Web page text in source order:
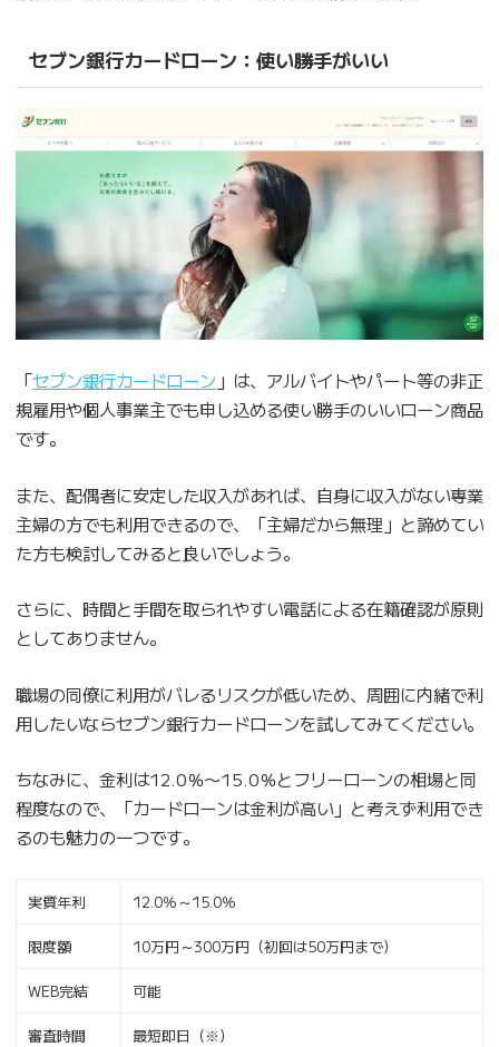
セブン銀行カードローン：使い勝手がいい
「セブン銀行カードローン 」は、アルバイトやパート等の非正
規雇用や個人事業主でも申し込める使い勝手のいいローン商品
です。
また、配偶者に安定した収入があれば、自身に収入がない専業
主婦の方でも利用できるので、「主婦だから無理」と諦めてい
た方も検討してみると良いでしょう。
さらに、時間と手間を取られやすい電話による在籍確認が原則
としてありません。
職場の同僚に利用がバレるリスクが低いため、周囲に内緒で利
用したいならセブン銀行カードローンを試してみてください。
ちなみに、金利は12.0％〜15.0％とフリーローンの相場と同
程度なので、「カードローンは金利が高い」と考えず利用でき
るのも魅力の一つです。
実質年利 12.0％～15.0％
限度額 10万円～300万円（初回は50万円まで）
WEB完結 可能
審査時間 最短即日（※）